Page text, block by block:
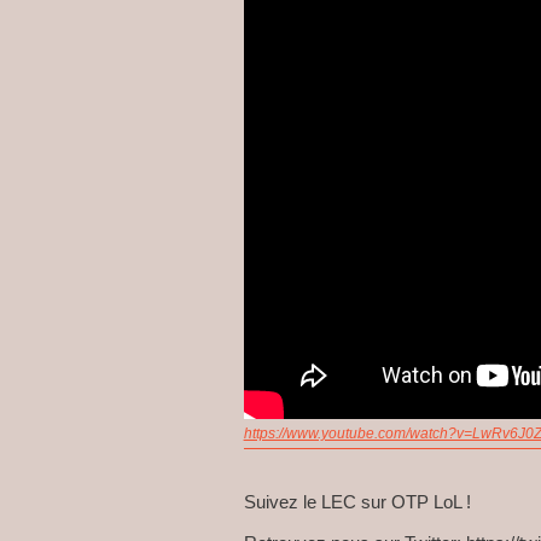
https://www.youtube.com/
Suivez le LEC sur OTP LoL !